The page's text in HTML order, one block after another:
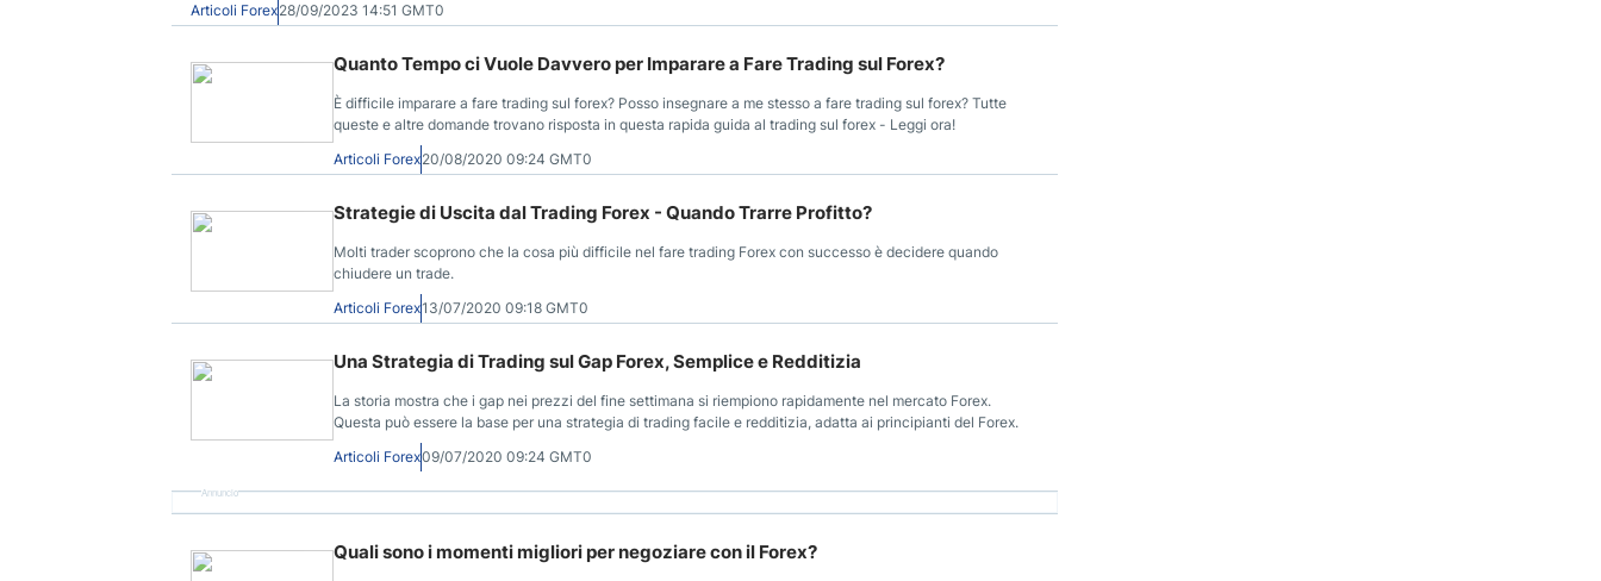
Articoli Forex28/09/2023 14:51 GMT0
Quanto Tempo ci Vuole Davvero per Imparare a Fare Trading sul Forex?
È difficile imparare a fare trading sul forex? Posso insegnare a me stesso a fare trading sul forex? Tutte
queste e altre domande trovano risposta in questa rapida guida al trading sul forex - Leggi ora!
Articoli Forex20/08/2020 09:24 GMT0
Strategie di Uscita dal Trading Forex - Quando Trarre Profitto?
Molti trader scoprono che la cosa più difficile nel fare trading Forex con successo è decidere quando
chiudere un trade.
Articoli Forex13/07/2020 09:18 GMT0
Una Strategia di Trading sul Gap Forex, Semplice e Redditizia
La storia mostra che i gap nei prezzi del fine settimana si riempiono rapidamente nel mercato Forex.
Questa può essere la base per una strategia di trading facile e redditizia, adatta ai principianti del Forex.
Articoli Forex09/07/2020 09:24 GMT0
Annuncio
Quali sono i momenti migliori per negoziare con il Forex?